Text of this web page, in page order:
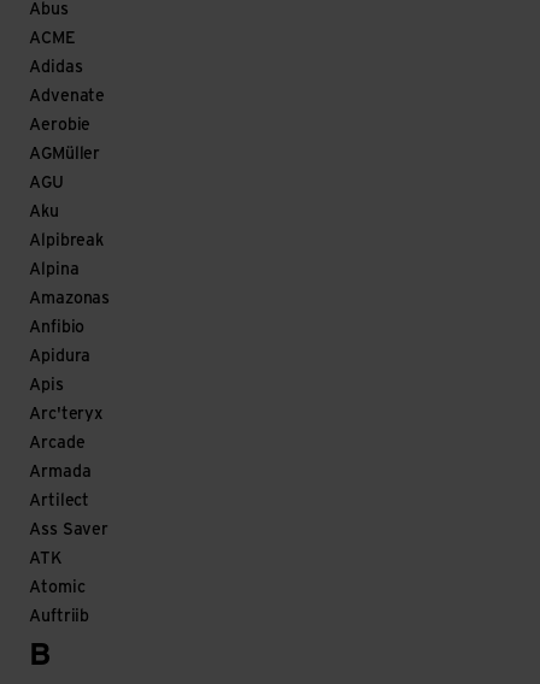
Abus
ACME
Adidas
Advenate
Aerobie
AGMüller
AGU
Aku
Alpibreak
Alpina
Amazonas
Anfibio
Apidura
Apis
Arc'teryx
Arcade
Armada
Artilect
Ass Saver
ATK
Atomic
Auftriib
B